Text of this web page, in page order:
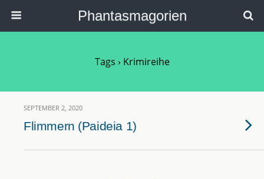
Phantasmagorien
Tags › Krimireihe
SEPTEMBER 2, 2020
Flimmern (Paideia 1)